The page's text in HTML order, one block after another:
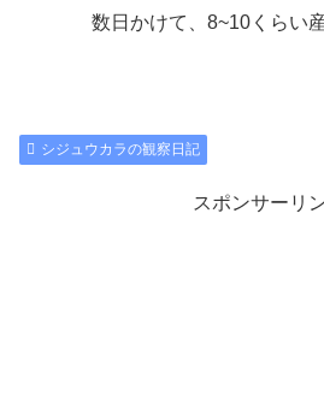
数日かけて、8~10くらい
シジュウカラの観察日記
スポンサーリ